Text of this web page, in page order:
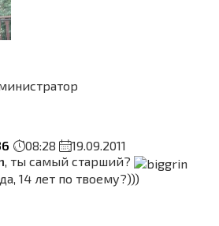
08:28
19.09.2011
, ты самый старший?
14 лет по твоему?)))